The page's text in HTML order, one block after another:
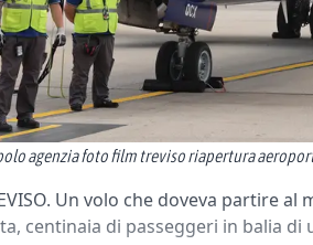
agenzia foto film treviso riapertura
Un volo che doveva partire
centinaia di passeggeri in balia